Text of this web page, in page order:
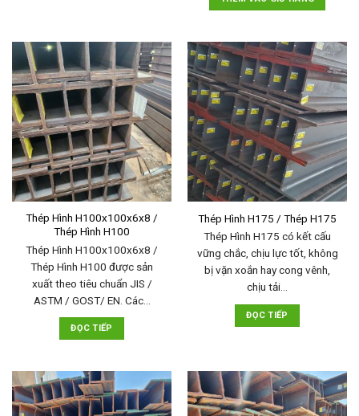
Thép Hình H100x100x6x8 /
Thép Hình H100
Thép Hình H100x100x6x8 /
Thép Hình H100 được sản
xuất theo tiêu chuẩn JIS /
ASTM / GOST/ EN. Các…
ĐỌC TIẾP
Thép Hình H175 / Thép H175
Thép Hình H175 có kết cấu
vững chắc, chịu lực tốt, không
bị vặn xoắn hay cong vênh,
chịu tải…
ĐỌC TIẾP